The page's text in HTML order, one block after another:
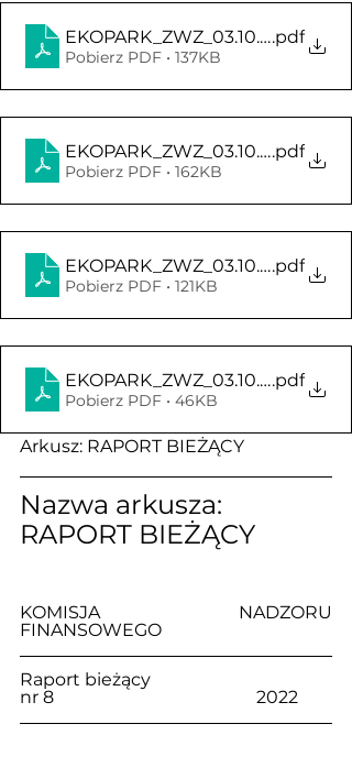
.pdf
Pobierz PDF • 137KB
.pdf
Pobierz PDF • 162KB
.pdf
Pobierz PDF • 121KB
.pdf
Pobierz PDF • 46KB
Arkusz: RAPORT BIEŻĄCY
Nazwa arkusza:
RAPORT BIEŻĄCY
KOMISJA NADZORU
FINANSOWEGO
Raport bieżący
nr 8                                              2022